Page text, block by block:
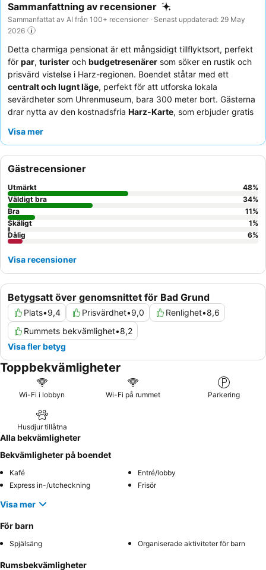
Sammanfattning av recensioner
Sammanfattat av AI från 100+ recensioner · Senast uppdaterad: 29 May
2026
Detta charmiga pensionat är ett mångsidigt tillflyktsort, perfekt
för par, turister och budgetresenärer som söker en rustik och
prisvärd vistelse i Harz-regionen. Boendet ståtar med ett
centralt och lugnt läge, perfekt för att utforska lokala
sevärdheter som Uhrenmuseum, bara 300 meter bort. Gästerna
drar nytta av den kostnadsfria Harz-Karte, som erbjuder gratis
atmosfären och den
be om ett rum mot trädgården för en lugnare vistelse.
Visa mer
Betygsatt över genomsnittet för Bad Grund
Plats•9,4 Prisvärdhet•9,0 Renlighet•8,6
Rummets bekvämlighet•8,2
Visa fler betyg
Gästrecensioner
Utmärkt 48%
Väldigt bra
34%
Bra
11%
Skäligt
1%
Dålig
6%
Visa recensioner
Toppbekvämligheter
Wi-Fi i lobbyn Wi-Fi på rummet Parkering
Husdjur tillåtna
Alla bekvämligheter
Bekvämligheter på boendet
Kafé
Entré/lobby
Express in-/utcheckning
Frisör
Visa mer
För barn
Spjälsäng Organiserade aktiviteter för barn
Rumsbekvämligheter